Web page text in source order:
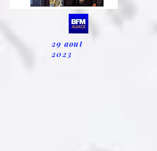
29 aout
2023